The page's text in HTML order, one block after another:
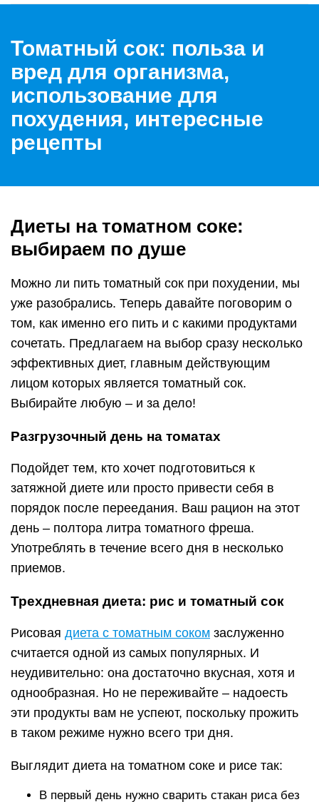
Томатный сок: польза и
вред для организма,
использование для
похудения, интересные
рецепты
Диеты на томатном соке:
выбираем по душе
Можно ли пить томатный сок при похудении, мы
уже разобрались. Теперь давайте поговорим о
том, как именно его пить и с какими продуктами
сочетать. Предлагаем на выбор сразу несколько
эффективных диет, главным действующим
лицом которых является томатный сок.
Выбирайте любую – и за дело!
Разгрузочный день на томатах
Подойдет тем, кто хочет подготовиться к
затяжной диете или просто привести себя в
порядок после переедания. Ваш рацион на этот
день – полтора литра томатного фреша.
Употреблять в течение всего дня в несколько
приемов.
Трехдневная диета: рис и томатный сок
Рисовая диета с томатным соком заслуженно
считается одной из самых популярных. И
неудивительно: она достаточно вкусная, хотя и
однообразная. Но не переживайте – надоесть
эти продукты вам не успеют, поскольку прожить
в таком режиме нужно всего три дня.
Выглядит диета на томатном соке и рисе так:
В первый день нужно сварить стакан риса без